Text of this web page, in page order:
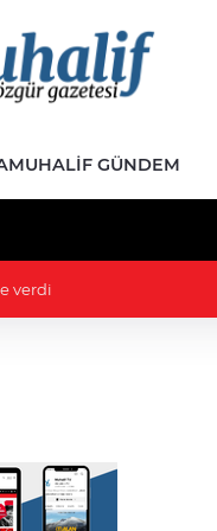
MUHALIF GÜNDEM
verdi